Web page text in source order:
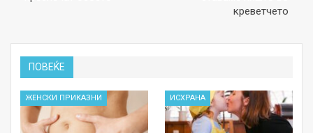
креветчето
ПОВЕЌЕ
ЖЕНСКИ ПРИКАЗНИ ИСХРАНА